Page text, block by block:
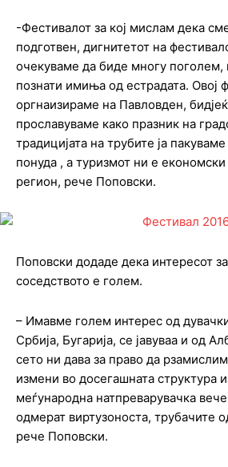
-Фестивалот за кој мислам дека
подготвен, дигнитетот на
очекуваме да биде многу
познати имиња од естрадата. Овој
оргнаизираме на Павловден,
прославуваме како празник на
традицијата на трубите ја
понуда , а туризмот ни е економски
регион, рече Поповски.
Поповски додаде дека интересот
соседството е голем.
– Имавме голем интерес од
Србија, Бугарија, се јавуваа и од
сето ни дава за право да
измени во досегашната структура
меѓународна натпреварувачка
одмерат виртузоноста, трубачите
рече Поповски.